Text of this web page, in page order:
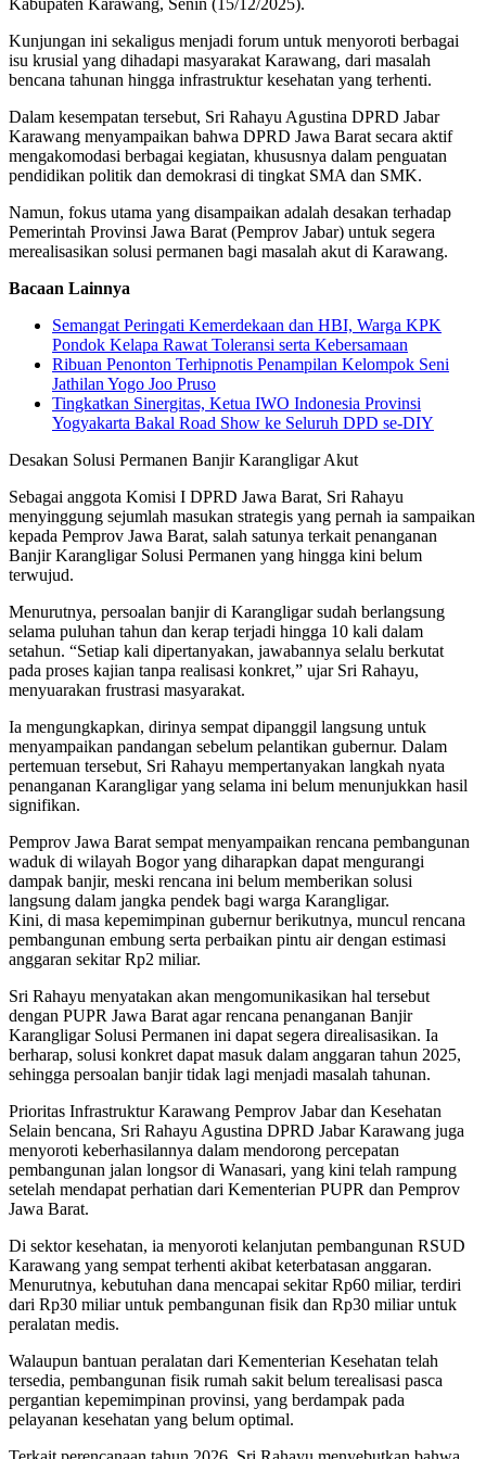
Kunjungan ini sekaligus menjadi forum untuk menyoroti berbagai
isu krusial yang dihadapi masyarakat Karawang, dari masalah
bencana tahunan hingga infrastruktur kesehatan yang terhenti.
Dalam kesempatan tersebut, Sri Rahayu Agustina DPRD Jabar
Karawang menyampaikan bahwa DPRD Jawa Barat secara aktif
mengakomodasi berbagai kegiatan, khususnya dalam penguatan
pendidikan politik dan demokrasi di tingkat SMA dan SMK.
Namun, fokus utama yang disampaikan adalah desakan terhadap
Pemerintah Provinsi Jawa Barat (Pemprov Jabar) untuk segera
merealisasikan solusi permanen bagi masalah akut di Karawang.
Bacaan Lainnya
Semangat Peringati Kemerdekaan dan HBI, Warga KPK
Pondok Kelapa Rawat Toleransi serta Kebersamaan
Ribuan Penonton Terhipnotis Penampilan Kelompok Seni
Jathilan Yogo Joo Pruso
Tingkatkan Sinergitas, Ketua IWO Indonesia Provinsi
Yogyakarta Bakal Road Show ke Seluruh DPD se-DIY
Desakan Solusi Permanen Banjir Karangligar Akut
Sebagai anggota Komisi I DPRD Jawa Barat, Sri Rahayu
menyinggung sejumlah masukan strategis yang pernah ia sampaikan
kepada Pemprov Jawa Barat, salah satunya terkait penanganan
Banjir Karangligar Solusi Permanen yang hingga kini belum
terwujud.
Menurutnya, persoalan banjir di Karangligar sudah berlangsung
selama puluhan tahun dan kerap terjadi hingga 10 kali dalam
setahun. “Setiap kali dipertanyakan, jawabannya selalu berkutat
pada proses kajian tanpa realisasi konkret,” ujar Sri Rahayu,
menyuarakan frustrasi masyarakat.
Ia mengungkapkan, dirinya sempat dipanggil langsung untuk
menyampaikan pandangan sebelum pelantikan gubernur. Dalam
pertemuan tersebut, Sri Rahayu mempertanyakan langkah nyata
penanganan Karangligar yang selama ini belum menunjukkan hasil
signifikan.
Pemprov Jawa Barat sempat menyampaikan rencana pembangunan
waduk di wilayah Bogor yang diharapkan dapat mengurangi
dampak banjir, meski rencana ini belum memberikan solusi
langsung dalam jangka pendek bagi warga Karangligar.
Kini, di masa kepemimpinan gubernur berikutnya, muncul rencana
pembangunan embung serta perbaikan pintu air dengan estimasi
anggaran sekitar Rp2 miliar.
Sri Rahayu menyatakan akan mengomunikasikan hal tersebut
dengan PUPR Jawa Barat agar rencana penanganan Banjir
Karangligar Solusi Permanen ini dapat segera direalisasikan. Ia
berharap, solusi konkret dapat masuk dalam anggaran tahun 2025,
sehingga persoalan banjir tidak lagi menjadi masalah tahunan.
Prioritas Infrastruktur Karawang Pemprov Jabar dan Kesehatan
Selain bencana, Sri Rahayu Agustina DPRD Jabar Karawang juga
menyoroti keberhasilannya dalam mendorong percepatan
pembangunan jalan longsor di Wanasari, yang kini telah rampung
setelah mendapat perhatian dari Kementerian PUPR dan Pemprov
Jawa Barat.
Di sektor kesehatan, ia menyoroti kelanjutan pembangunan RSUD
Karawang yang sempat terhenti akibat keterbatasan anggaran.
Menurutnya, kebutuhan dana mencapai sekitar Rp60 miliar, terdiri
dari Rp30 miliar untuk pembangunan fisik dan Rp30 miliar untuk
peralatan medis.
Walaupun bantuan peralatan dari Kementerian Kesehatan telah
tersedia, pembangunan fisik rumah sakit belum terealisasi pasca
pergantian kepemimpinan provinsi, yang berdampak pada
pelayanan kesehatan yang belum optimal.